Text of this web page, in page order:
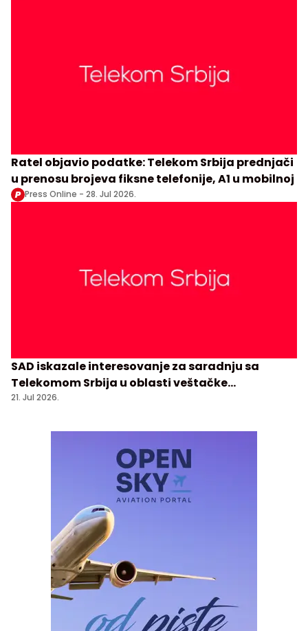
Ratel objavio podatke: Telekom Srbija prednjači
u prenosu brojeva fiksne telefonije, A1 u mobilnoj
Press Online - 28. Jul 2026.
SAD iskazale interesovanje za saradnju sa
Telekomom Srbija u oblasti veštačke
inteligencije
21. Jul 2026.